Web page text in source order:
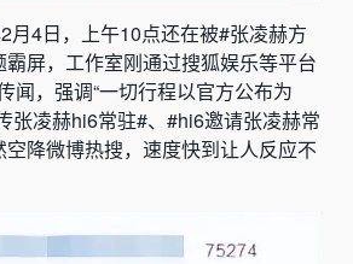
月4日，上午10点还在被#张凌赫方
屏，工作室刚通过搜狐娱乐等平台
闻，强调“一切行程以官方公布为
张凌赫hi6常驻#、#hi6邀请张凌赫常
降微博热搜，速度快到让人反应不